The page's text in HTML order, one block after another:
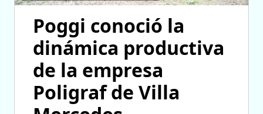
Poggi conoció la
dinámica productiva
de la empresa
Poligraf de Villa